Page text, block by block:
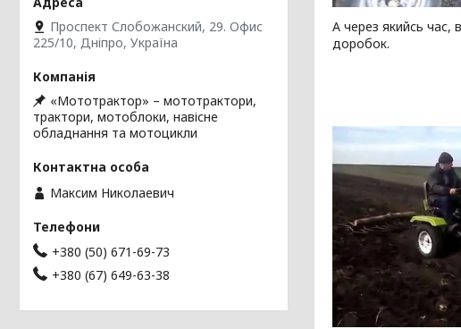
А через якийсь час,
доробок.
Проспект Слобожанский, 29. Офис
225/10, Дніпро, Україна
«Мототрактор» – мототрактори,
трактори, мотоблоки, навісне
обладнання та мотоцикли
Максим Николаевич
+380 (50) 671-69-73
+380 (67) 649-63-38